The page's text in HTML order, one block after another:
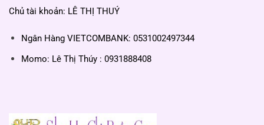
Chủ tài khoản: LÊ THỊ THUÝ
Ngân Hàng VIETCOMBANK: 0531002497344
Momo: Lê Thị Thúy : 0931888408